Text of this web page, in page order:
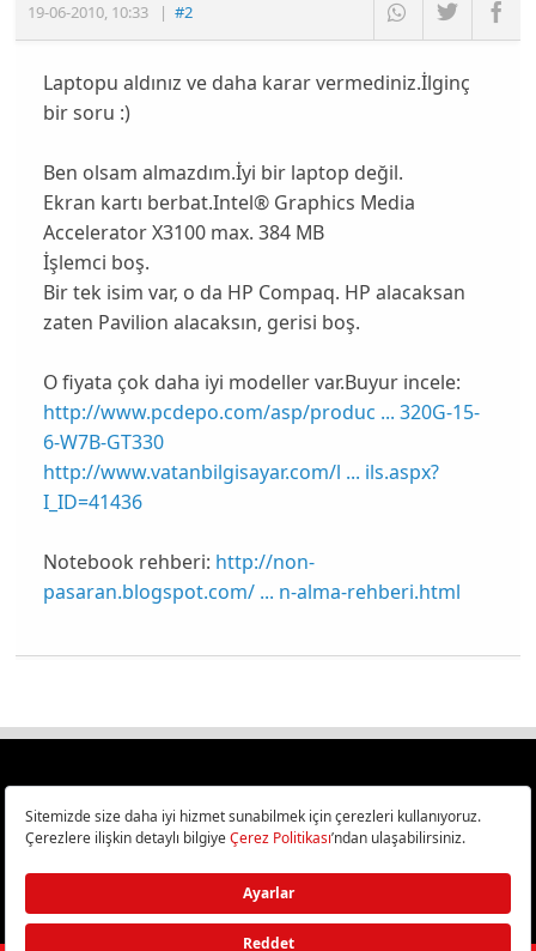
19-06-2010, 10:33 |#2
Laptopu aldınız ve daha karar vermediniz.İlginç
bir soru :)
Ben olsam almazdım.İyi bir laptop değil.
Ekran kartı berbat.Intel® Graphics Media
Accelerator X3100 max. 384 MB
İşlemci boş.
Bir tek isim var, o da HP Compaq. HP alacaksan
zaten Pavilion alacaksın, gerisi boş.
O fiyata çok daha iyi modeller var.Buyur incele:
http://www.pcdepo.com/asp/produc ... 320G-15-
6-W7B-GT330
http://www.vatanbilgisayar.com/l ... ils.aspx?
I_ID=41436
Notebook rehberi: http://non-
pasaran.blogspot.com/ ... n-alma-rehberi.html
Türkiye
Bilişim ve Teknoloji Haberleri CHIP Online’da!